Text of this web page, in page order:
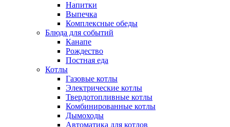
Напитки
Выпечка
Комплексные обеды
Блюда для событий
Канапе
Рождество
Постная еда
Котлы
Газовые котлы
Электрические котлы
Твердотопливные котлы
Комбинированные котлы
Дымоходы
Автоматика для котлов